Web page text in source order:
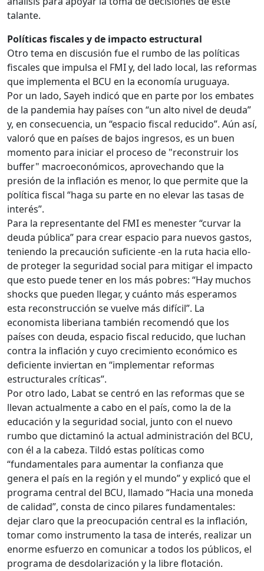
talante.
Políticas fiscales y de impacto estructural
Otro tema en discusión fue el rumbo de las políticas
fiscales que impulsa el FMI y, del lado local, las reformas
que implementa el BCU en la economía uruguaya.
Por un lado, Sayeh indicó que en parte por los embates
de la pandemia hay países con “un alto nivel de deuda”
y, en consecuencia, un “espacio fiscal reducido”. Aún así,
valoró que en países de bajos ingresos, es un buen
momento para iniciar el proceso de "reconstruir los
buffer" macroeconómicos, aprovechando que la
presión de la inflación es menor, lo que permite que la
política fiscal “haga su parte en no elevar las tasas de
interés”.
Para la representante del FMI es menester “curvar la
deuda pública” para crear espacio para nuevos gastos,
teniendo la precaución suficiente -en la ruta hacia ello-
de proteger la seguridad social para mitigar el impacto
que esto puede tener en los más pobres: “Hay muchos
shocks que pueden llegar, y cuánto más esperamos
esta reconstrucción se vuelve más difícil”. La
economista liberiana también recomendó que los
países con deuda, espacio fiscal reducido, que luchan
contra la inflación y cuyo crecimiento económico es
deficiente inviertan en “implementar reformas
estructurales críticas”.
Por otro lado, Labat se centró en las reformas que se
llevan actualmente a cabo en el país, como la de la
educación y la seguridad social, junto con el nuevo
rumbo que dictaminó la actual administración del BCU,
con él a la cabeza. Tildó estas políticas como
“fundamentales para aumentar la confianza que
genera el país en la región y el mundo” y explicó que el
programa central del BCU, llamado “Hacia una moneda
de calidad”, consta de cinco pilares fundamentales:
dejar claro que la preocupación central es la inflación,
tomar como instrumento la tasa de interés, realizar un
enorme esfuerzo en comunicar a todos los públicos, el
programa de desdolarización y la libre flotación.